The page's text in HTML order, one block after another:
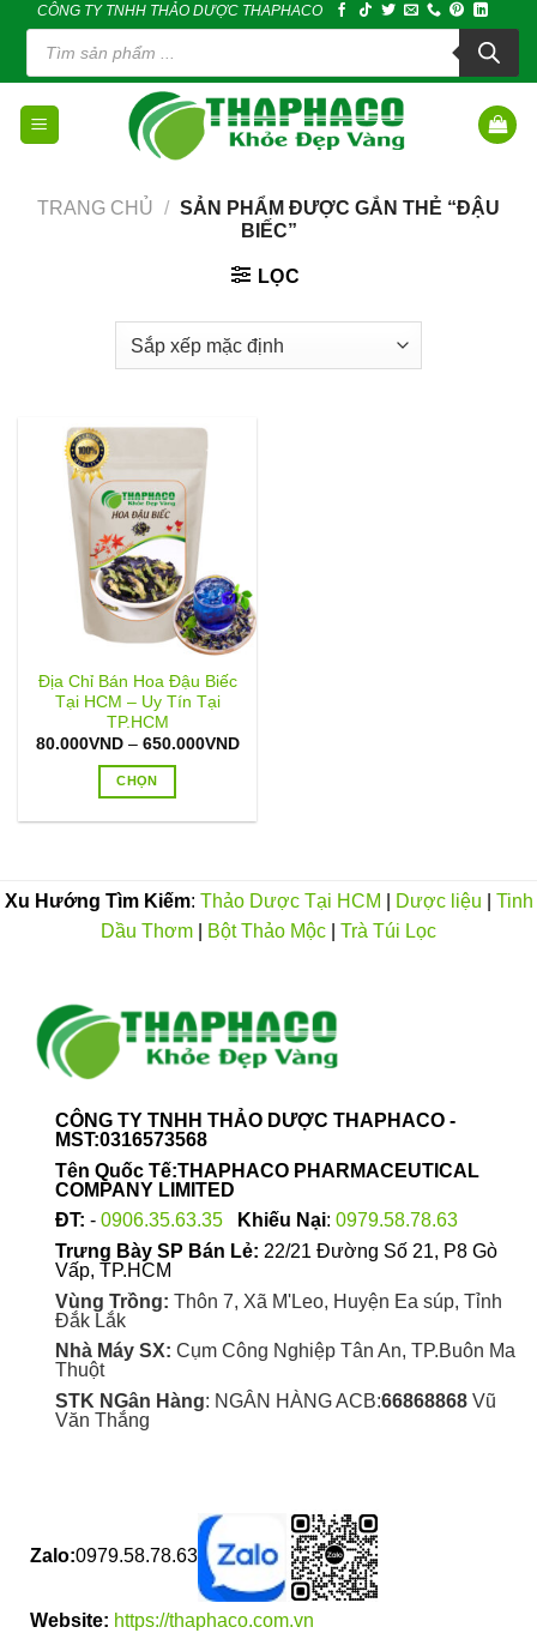
content
CÔNG TY TNHH THẢO DƯỢC THAPHACO
Tìm
kiếm
phẩm
TRANG CHỦ / SẢN PHẨM ĐƯỢC GẮN THẺ “ĐẬU
BIẾC”
LỌC
Địa Chỉ Bán Hoa Đậu Biếc
Tại HCM – Uy Tín Tại
TP.HCM
80.000VND – 650.000VNDKhoảng
650.000VND
CHỌN
nhiều
biến
tùy
chọn
có
được
chọn
trên
trang
sản
Xu Hướng Tìm Kiếm: Thảo Dược Tại HCM Dược liệu
Tinh
Dầu Thơm
Bột Thảo Mộc Trà Túi Lọc
CÔNG TY TNHH THẢO DƯỢC THAPHACO -
MST:0316573568
Tên Quốc Tế:THAPHACO PHARMACEUTICAL
COMPANY LIMITED
ĐT: - 0906.35.63.35 Khiếu Nại: 0979.58.78.63
Trưng Bày SP Bán Lẻ: 22/21 Đường Số 21, P8 Gò
Vấp, TP.HCM
Vùng Trồng: Thôn 7, Xã M'Leo, Huyện Ea súp, Tỉnh
Đắk Lắk
Nhà Máy SX: Cụm Công Nghiệp Tân An, TP.Buôn Ma
Thuột
STK NGân Hàng: NGÂN HÀNG ACB:66868868Vũ
Văn Thắng
Zalo:0979.58.78.63
Website: https://thaphaco.com.vn